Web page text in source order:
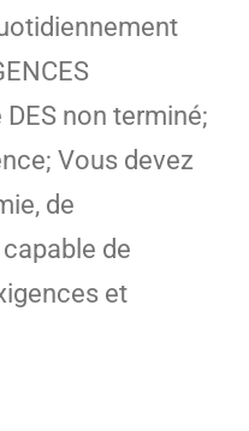
non terminé;
Vous devez
de
de
et